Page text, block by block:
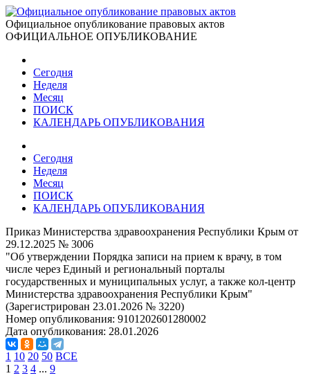
Официальное опубликование правовых актов
ОФИЦИАЛЬНОЕ ОПУБЛИКОВАНИЕ
Сегодня
Неделя
Месяц
ПОИСК
КАЛЕНДАРЬ ОПУБЛИКОВАНИЯ
Сегодня
Неделя
Месяц
ПОИСК
КАЛЕНДАРЬ ОПУБЛИКОВАНИЯ
Приказ Министерства здравоохранения Республики Крым от
29.12.2025 № 3006
"Об утверждении Порядка записи на прием к врачу, в том
числе через Единый и региональный порталы
государственных и муниципальных услуг, а также кол-центр
Министерства здравоохранения Республики Крым"
(Зарегистрирован 23.01.2026 № 3220)
Номер опубликования: 9101202601280002
Дата опубликования: 28.01.2026
1 10 20 50 ВСЕ
1 2 3 4 ... 9